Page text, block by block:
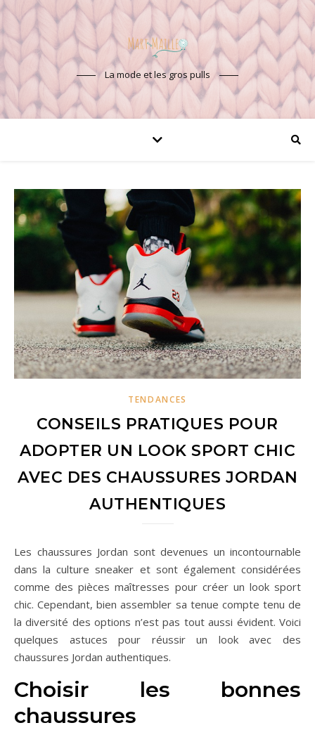
La mode et les gros pulls
TENDANCES
CONSEILS PRATIQUES POUR
ADOPTER UN LOOK SPORT CHIC
AVEC DES CHAUSSURES JORDAN
AUTHENTIQUES
Les chaussures Jordan sont devenues un incontournable
dans la culture sneaker et sont également considérées
comme des pièces maîtresses pour créer un look sport
chic. Cependant, bien assembler sa tenue compte tenu de
la diversité des options n’est pas tout aussi évident. Voici
quelques astuces pour réussir un look avec des
chaussures Jordan authentiques.
Choisir les bonnes
chaussures